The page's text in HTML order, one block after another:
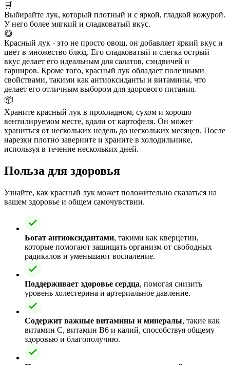
🛒
Выбирайте лук, который плотный и с яркой, гладкой кожурой.
У него более мягкий и сладковатый вкус.
😋
Красный лук - это не просто овощ, он добавляет яркий вкус и
цвет в множество блюд. Его сладковатый и слегка острый
вкус делает его идеальным для салатов, сэндвичей и
гарниров. Кроме того, красный лук обладает полезными
свойствами, такими как антиоксиданты и витамины, что
делает его отличным выбором для здорового питания.
📦
Храните красный лук в прохладном, сухом и хорошо
вентилируемом месте, вдали от картофеля. Он может
храниться от нескольких недель до нескольких месяцев. После
нарезки плотно заверните и храните в холодильнике,
используя в течение нескольких дней.
Польза для здоровья
Узнайте, как красный лук может положительно сказаться на
вашем здоровье и общем самочувствии.
Богат антиоксидантами, такими как кверцетин,
которые помогают защищать организм от свободных
радикалов и уменьшают воспаление.
Поддерживает здоровье сердца, помогая снизить
уровень холестерина и артериальное давление.
Содержит важные витамины и минералы, такие как
витамин C, витамин B6 и калий, способствуя общему
здоровью и благополучию.